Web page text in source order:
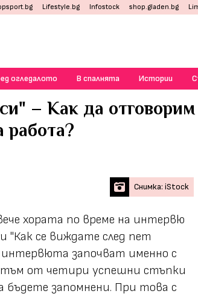
Lifestyle.bg Infostock shop.gladen.bg
огледалото В спалнята Истории
– Как да отговорим
работа?
Снимка: iStock
хората по време на интервю
"Как се виждате след пет
интервюта започват именно с
от четири успешни стъпки
бъдете запомнени. При това с